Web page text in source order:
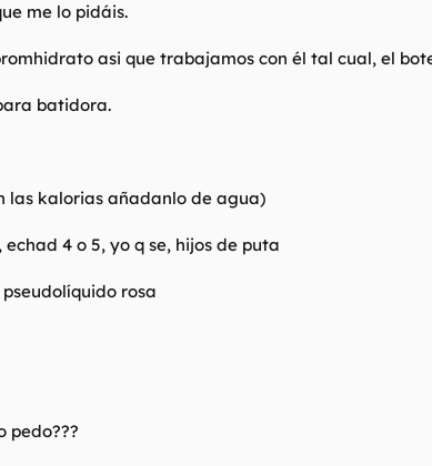
me lo pidáis.
asi que trabajamos con él tal cual, el
batidora.
las kalorias añadanlo de agua)
4 o 5, yo q se, hijos de puta
rosa
pedo???